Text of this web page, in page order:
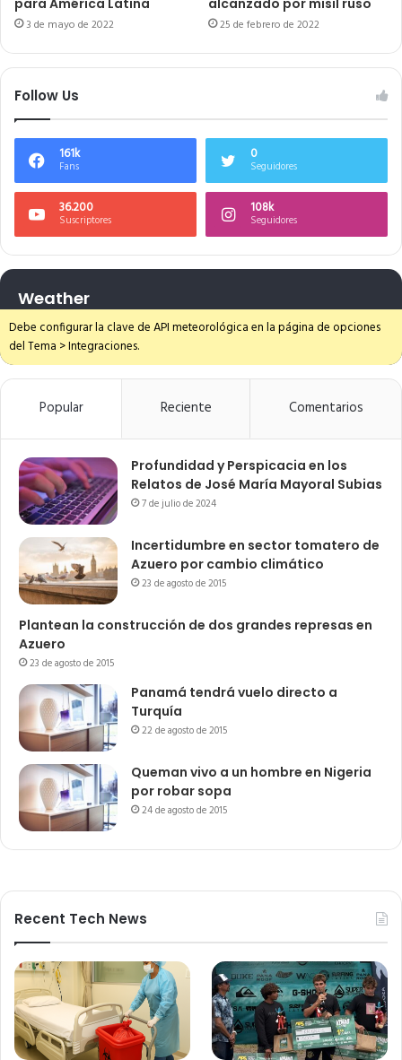
3 de mayo de 2022
25 de febrero de 2022
Follow Us
161k
Fans
0
Seguidores
36.200
Suscriptores
108k
Seguidores
Weather
Debe configurar la clave de API meteorológica en la página de opciones
del Tema > Integraciones.
Popular Reciente Comentarios
Profundidad y Perspicacia en los
Relatos de José María Mayoral Subias
7 de julio de 2024
Incertidumbre en sector tomatero de
Azuero por cambio climático
23 de agosto de 2015
Plantean la construcción de dos grandes represas en
Azuero
23 de agosto de 2015
Panamá tendrá vuelo directo a
Turquía
22 de agosto de 2015
Queman vivo a un hombre en Nigeria
por robar sopa
24 de agosto de 2015
Recent Tech News